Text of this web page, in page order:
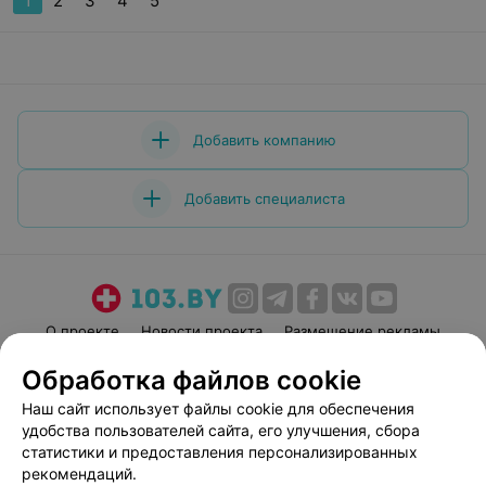
Добавить компанию
Добавить специалиста
О проекте Новости проекта
Размещение рекламы
Пользовательское соглашение
Способы оплаты
Вакансии
Партнеры
Написать руководителю 103.by
Обработка файлов cookie
Наш сайт использует файлы cookie для обеспечения
удобства пользователей сайта, его улучшения, сбора
статистики и предоставления персонализированных
рекомендаций.